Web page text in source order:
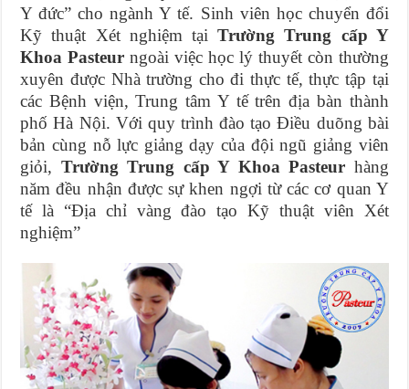
Y đức” cho ngành Y tế. Sinh viên học chuyển đổi
Kỹ thuật Xét nghiệm tạiTrường Trung cấp Y
Khoa Pasteur ngoài việc học lý thuyết còn thường
xuyên được Nhà trường cho đi thực tế, thực tập tại
các Bệnh viện, Trung tâm Y tế trên địa bàn thành
phố Hà Nội. Với quy trình đào tạo Điều duõng bài
bản cùng nỗ lực giảng dạy của đội ngũ giảng viên
giỏi, Trường Trung cấp Y Khoa Pasteur hàng
năm đều nhận được sự khen ngợi từ các cơ quan Y
tế là “Địa chỉ vàng đào tạo Kỹ thuật viên Xét
nghiệm”